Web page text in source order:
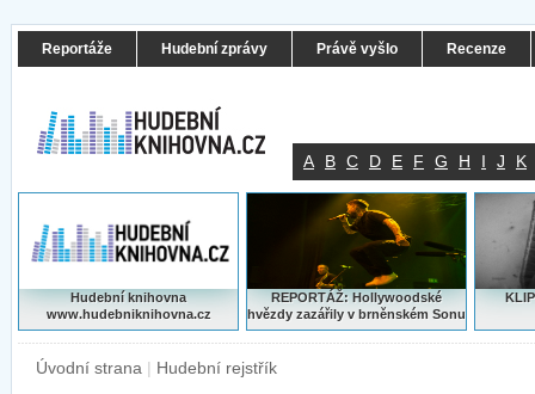
Reportáže Hudební zprávy Právě vyšlo Recenze
A B C D E F G H I J K
Hudební knihovna
www.hudebniknihovna.cz
REPORTÁŽ: Hollywoodské
hvězdy zazářily v brněnském Sonu
Úvodní strana | Hudební rejstřík